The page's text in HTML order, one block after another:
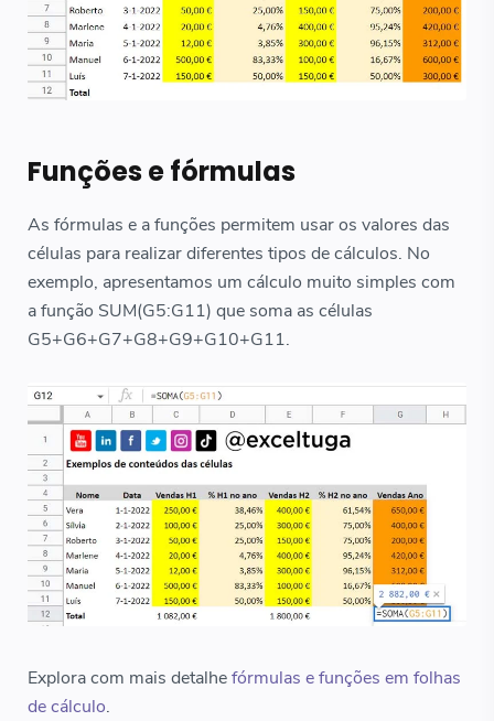
Funções e fórmulas
As fórmulas e a funções permitem usar os valores das
células para realizar diferentes tipos de cálculos. No
exemplo, apresentamos um cálculo muito simples com
a função SUM(G5:G11) que soma as células
G5+G6+G7+G8+G9+G10+G11.
Explora com mais detalhefórmulas e funções em folhas
de cálculo.